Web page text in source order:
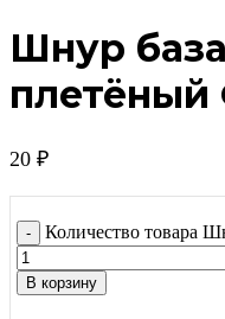
Шнур
20 ₽
Количество товара
В корзину